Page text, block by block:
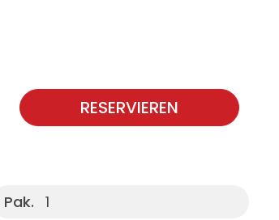
RESERVIEREN
Pak.
1